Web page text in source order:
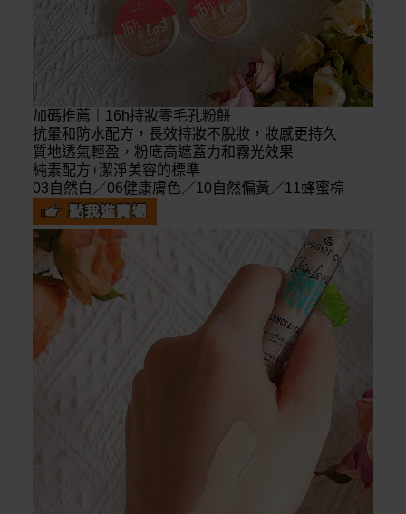
加碼推薦｜ 16h持妝零毛孔粉餅
抗暈和防水配方，長效持妝不脫妝，妝感更持久
質地透氣輕盈，粉底高遮蓋力和霧光效果
純素配方+潔淨美容的標準
03自然白／06健康膚色／10自然偏黃／11蜂蜜棕